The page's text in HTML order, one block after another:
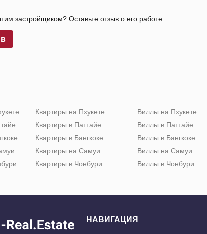
застройщиком? Оставьте отзыв о его работе.
Квартиры на Пхукете
Квартиры в Паттайе
Квартиры в Бангкоке
Квартиры на Самуи
Квартиры в Чонбури
Виллы на Пхукете
Виллы в Паттайе
Виллы в Бангкоке
Виллы на Самуи
Виллы в Чонбури
НАВИГАЦИЯ